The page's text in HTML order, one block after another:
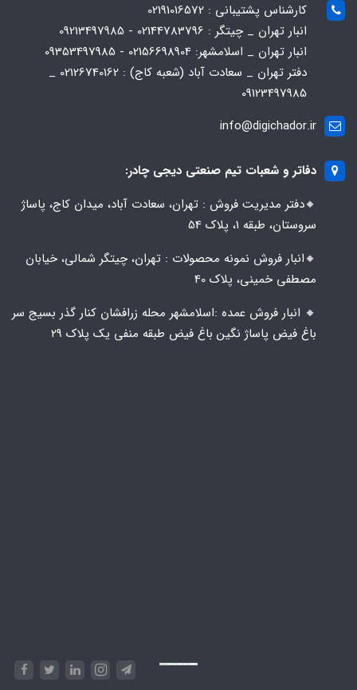
کارشناس پشتیبانی : 02191016572
انبار تهران _ چیتگر : 02144783796 - 09213497985
انبار تهران _ اسلامشهر: 02156698904 - 09353497985
دفتر تهران _ سعادت آباد (شعبه کاج) : 02126740162 _
09123497985
info@digichador.ir
دفاتر و شعبات تیم صنعتی دیجی چادر:
🔸️​​دفتر مدیریت فروش : تهران، سعادت آباد، میدان کاج، پاساژ
سروستان، طبقه 1، پلاک 54
🔸️​​انبار فروش نمونه محصولات : تهران، چیتگر شمالی، خیابان
مصطفی خمینی، پلاک 40
🔸️ انبار فروش عمده :اسلامشهر محله زرافشان کنار گذر بسیج سر
باغ فیض پاساژ نگین باغ فیض طبقه منفی یک پلاک ۲۹
Powered by Embed Google Maps & Phase 10 rules